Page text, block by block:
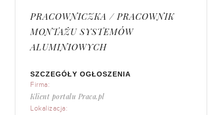
PRACOWNICZKA / PRACOWNIK
MONTAŻU SYSTEMÓW
ALUMINIOWYCH
SZCZEGÓŁY OGŁOSZENIA
Firma:
Klient portalu Praca.pl
Lokalizacja: